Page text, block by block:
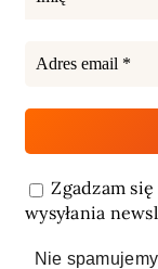
Zgadzam
wysyłania
Nie